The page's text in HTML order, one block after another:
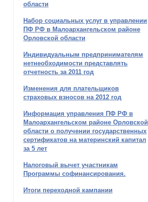
области
Набор социальных услуг в управлении
ПФ РФ в Малоархангельском районе
Орловской области
Индивидуальным предпринимателям
нетнеобходимости представлять
отчетность за 2011 год
Изменения для плательщиков
страховых взносов на 2012 год
Информация управления ПФ РФ в
Малоархангельском районе Орловской
области о получении государственных
сертификатов на материнский капитал
за 5 лет
Налоговый вычет участникам
Программы софинансирования.
Итоги переходной кампании